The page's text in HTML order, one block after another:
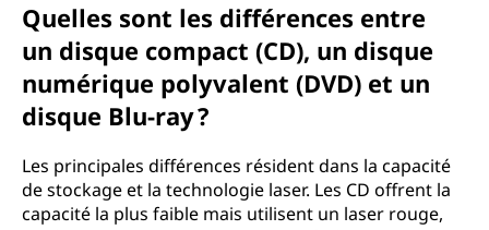
Quelles sont les différences entre
un disque compact (CD), un disque
numérique polyvalent (DVD) et un
disque Blu-ray ?
Les principales différences résident dans la capacité
de stockage et la technologie laser. Les CD offrent la
capacité la plus faible mais utilisent un laser rouge,